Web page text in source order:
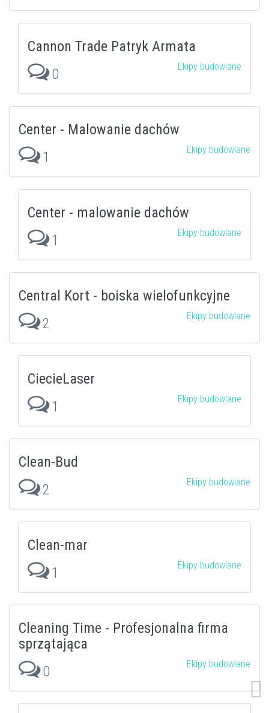
Cannon Trade Patryk Armata
0
Ekipy budowlane
Center - Malowanie dachów
1
Ekipy budowlane
Center - malowanie dachów
1
Ekipy budowlane
Central Kort - boiska wielofunkcyjne
2
Ekipy budowlane
CiecieLaser
1
Ekipy budowlane
Clean-Bud
2
Ekipy budowlane
Clean-mar
1
Ekipy budowlane
Cleaning Time - Profesjonalna firma
sprzątająca
0
Ekipy budowlane